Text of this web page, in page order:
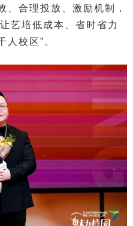
合理投放、激励机制，
艺培低成本、省时省力
人校区”。